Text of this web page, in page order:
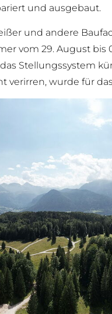
und ausgebaut.
und andere
vom 29. August bis
Stellungssystem
verirren, wurde für